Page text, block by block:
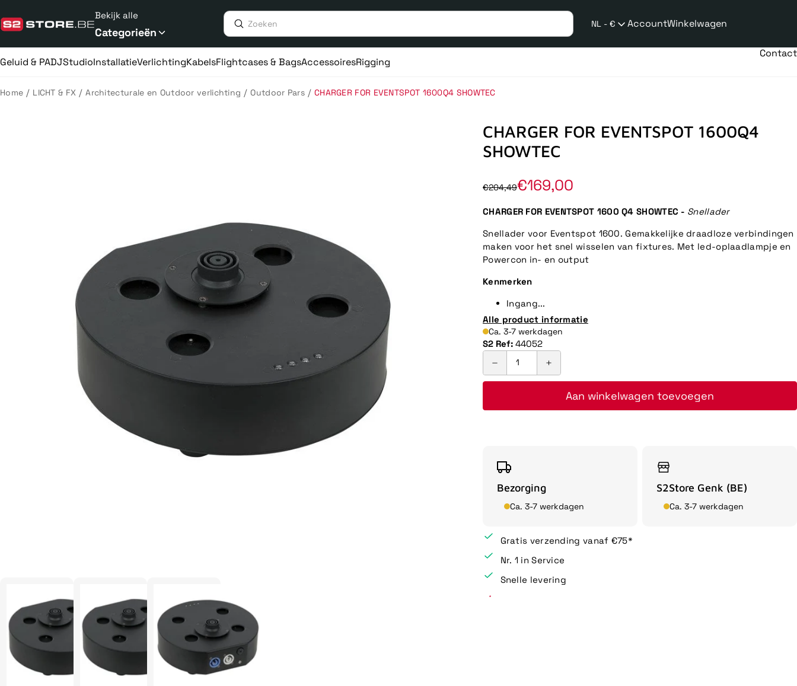
naar
de
Bekijk alle
Categorieën
NL - €
taalwijziging
AccountWinkelwagen
Geluid & PADJStudioInstallatieVerlichtingKabelsFlightcases & BagsAccessoiresRigging
Contact
Home / LICHT & FX / Architecturale en Outdoor verlichting / Outdoor Pars / CHARGER FOR EVENTSPOT 1600Q4 SHOWTEC
CHARGER FOR EVENTSPOT 1600Q4
SHOWTEC
€204,49€169,00
CHARGER FOR EVENTSPOT 1600 Q4 SHOWTEC - Snellader
Snellader voor Eventspot 1600. Gemakkelijke draadloze verbindingen
maken voor het snel wisselen van fixtures. Met led-oplaadlampje en
Powercon in- en output
Kenmerken
Ingang...
Alle product informatie
Ca. 3-7 werkdagen
S2 Ref: 44052
Aan winkelwagen toevoegen
Bezorging
Ca. 3-7 werkdagen
S2Store Genk (BE)
Ca. 3-7 werkdagen
Gratis verzending vanaf €75*
Nr. 1 in Service
Snelle levering